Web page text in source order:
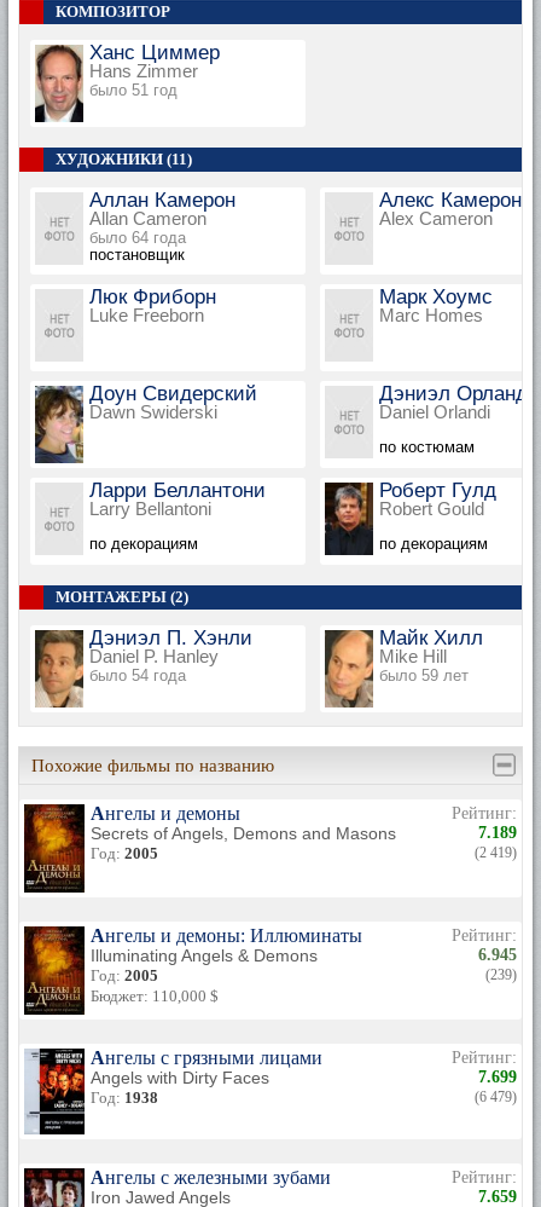
КОМПОЗИТОР
Ханс Циммер
Hans Zimmer
было 51 год
ХУДОЖНИКИ (11)
Аллан Камерон
Allan Cameron
было 64 года
постановщик
Алекс Камерон
Alex Cameron
Люк Фриборн
Luke Freeborn
Марк Хоумс
Marc Homes
Доун Свидерский
Dawn Swiderski
Дэниэл Орланди
Daniel Orlandi
по костюмам
Ларри Беллантони
Larry Bellantoni
по декорациям
Роберт Гулд
Robert Gould
по декорациям
МОНТАЖЕРЫ (2)
Дэниэл П. Хэнли
Daniel P. Hanley
было 54 года
Майк Хилл
Mike Hill
было 59 лет
Похожие фильмы по названию
Ангелы и демоны
Secrets of Angels, Demons and Masons
Год: 2005
Рейтинг:
7.189
(2 419)
Ангелы и демоны: Иллюминаты
Illuminating Angels & Demons
Год: 2005
Бюджет: 110,000 $
Рейтинг:
6.945
(239)
Ангелы с грязными лицами
Angels with Dirty Faces
Год: 1938
Рейтинг:
7.699
(6 479)
Ангелы с железными зубами
Iron Jawed Angels
Рейтинг:
7.659